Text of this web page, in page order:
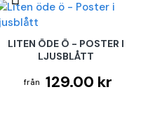
LITEN ÖDE Ö - POSTER I
LJUSBLÅTT
129.00 kr